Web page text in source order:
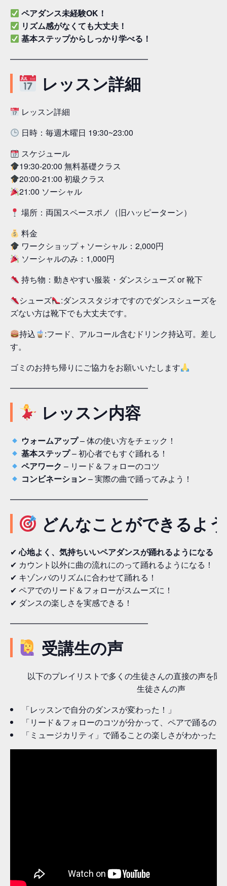
ペアダンス未経験OK！
リズム感がなくても大丈夫！
基本ステップからしっかり学べる！
━━━━━━━━━━━━━━━━━
レッスン詳細
レッスン詳細
日時：毎週木曜日 19:30~23:00
スケジュール
19:30-20:00 無料基礎クラス
20:00-21:00 初級クラス
21:00 ソーシャル
場所：両国スペースポノ（旧ハッピーターン）
料金
ワークショップ + ソーシャル：2,000円
ソーシャルのみ：1,000円
持ち物：動きやすい服装・ダンスシューズ or 靴下
シューズ
:ダンススタジオですのでダンスシューズを
ズない方は靴下でも大丈夫です。
持込
:フード、アルコール含むドリンク持込可。差し
す。
ゴミのお持ち帰りにご協力をお願いいたします
━━━━━━━━━━━━━━━━━
レッスン内容
ウォームアップ– 体の使い方をチェック！
基本ステップ– 初心者でもすぐ踊れる！
ペアワーク – リード＆フォローのコツ
コンビネーション– 実際の曲で踊ってみよう！
━━━━━━━━━━━━━━━━━
どんなことができるよ
✔心地よく、気持ちいいペアダンスが踊れるようになる！
✔ カウント以外に曲の流れにのって踊れるようになる！
✔ キゾンバのリズムに合わせて踊れる！
✔ ペアでのリード＆フォローがスムーズに！
✔ ダンスの楽しさを実感できる！
━━━━━━━━━━━━━━━━━
受講生の声
以下のプレイリストで多くの生徒さんの直接の声を聞
生徒さんの声
「レッスンで自分のダンスが変わった！」
「リード＆フォローのコツが分かって、ペアで踊るの
「ミュージカリティ」で踊ることの楽しさがわかった！